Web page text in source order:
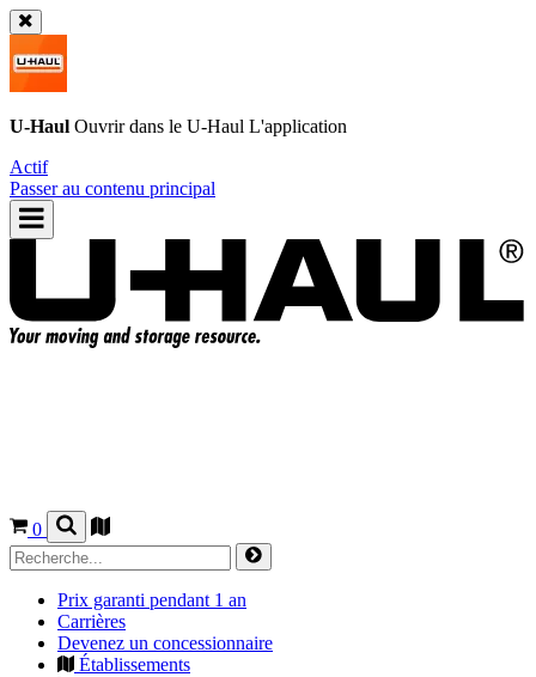
U-Haul Ouvrir dans le U-Haul L'application
Actif
Passer au contenu principal
0
Prix garanti pendant 1 an
Carrières
Devenez un concessionnaire
Établissements